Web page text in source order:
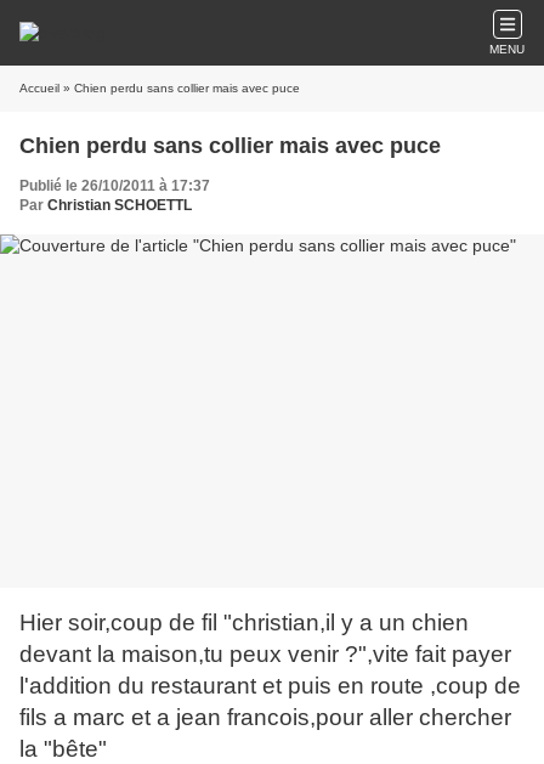
MENU
Accueil » Chien perdu sans collier mais avec puce
Chien perdu sans collier mais avec puce
Publié le 26/10/2011 à 17:37
Par Christian SCHOETTL
Hier soir,coup de fil "christian,il y a un chien
devant la maison,tu peux venir ?",vite fait payer
l'addition du restaurant et puis en route ,coup de
fils a marc et a jean francois,pour aller chercher
la "bête"